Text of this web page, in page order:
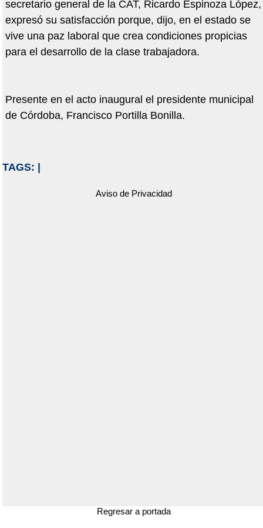
secretario general de la CAT, Ricardo Espinoza López,
expresó su satisfacción porque, dijo, en el estado se
vive una paz laboral que crea condiciones propicias
para el desarrollo de la clase trabajadora.
Presente en el acto inaugural el presidente municipal
de Córdoba, Francisco Portilla Bonilla.
TAGS:
Aviso de Privacidad
Regresar a portada